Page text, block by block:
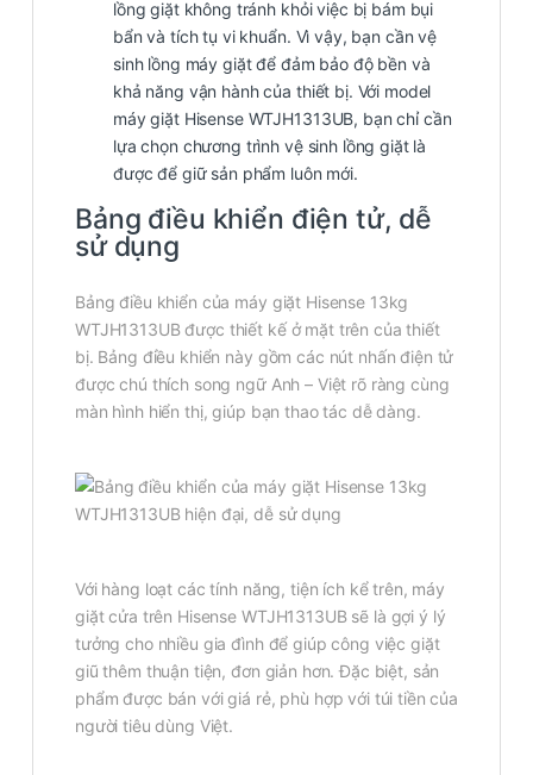
lồng giặt không tránh khỏi việc bị bám bụi
bẩn và tích tụ vi khuẩn. Vì vậy, bạn cần vệ
sinh lồng máy giặt để đảm bảo độ bền và
khả năng vận hành của thiết bị. Với model
máy giặt Hisense WTJH1313UB, bạn chỉ cần
lựa chọn chương trình vệ sinh lồng giặt là
được để giữ sản phẩm luôn mới.
Bảng điều khiển điện tử, dễ
sử dụng
Bảng điều khiển của máy giặt Hisense 13kg
WTJH1313UB được thiết kế ở mặt trên của thiết
bị. Bảng điều khiển này gồm các nút nhấn điện tử
được chú thích song ngữ Anh – Việt rõ ràng cùng
màn hình hiển thị, giúp bạn thao tác dễ dàng.
Với hàng loạt các tính năng, tiện ích kể trên, máy
giặt cửa trên Hisense WTJH1313UB sẽ là gợi ý lý
tưởng cho nhiều gia đình để giúp công việc giặt
giũ thêm thuận tiện, đơn giản hơn. Đặc biệt, sản
phẩm được bán với giá rẻ, phù hợp với túi tiền của
người tiêu dùng Việt.